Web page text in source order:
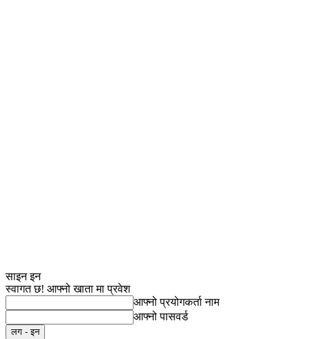
साइन इन
स्वागत छ! आफ्नो खाता मा प्रवेश
आफ्नो प्रयोगकर्ता नाम
आफ्नो पासवर्ड